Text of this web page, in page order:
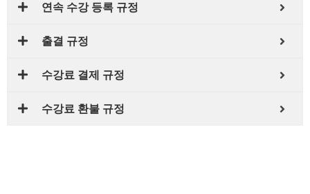
연속 수강 등록 규정
출결 규정
수강료 결제 규정
수강료 환불 규정